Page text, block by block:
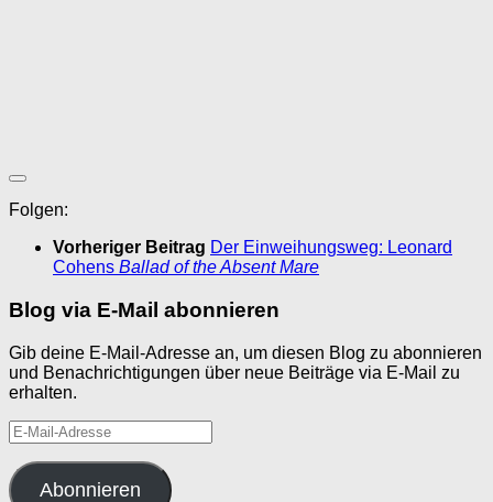
Folgen:
Vorheriger Beitrag Der Einweihungsweg: Leonard
Cohens Ballad of the Absent Mare
Blog via E-Mail abonnieren
Gib deine E-Mail-Adresse an, um diesen Blog zu abonnieren
und Benachrichtigungen über neue Beiträge via E-Mail zu
erhalten.
E-
Mail-
Adresse
Abonnieren